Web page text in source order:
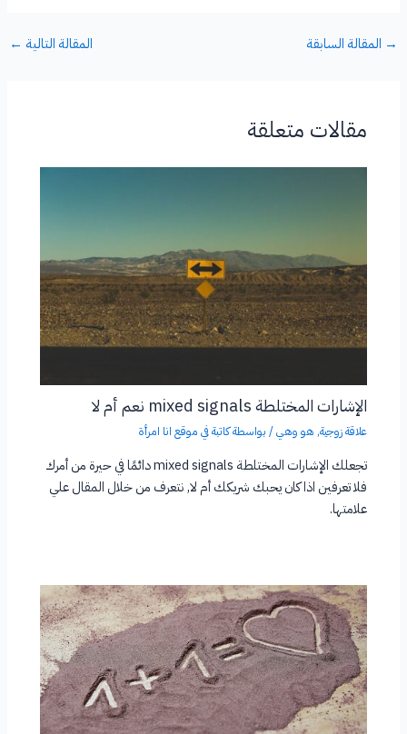
→ المقالة السابقة المقالة التالية ←
مقالات متعلقة
الإشارات المختلطة mixed signals نعم أم لا
علاقة زوجية, هو وهي/ بواسطةكاتبة في موقع انا امرأة
تجعلك الإشارات المختلطة mixed signals دائمًا في حيرة من أمرك
فلا تعرفين اذا كان يحبك شريكك أم لا, نتعرف من خلال المقال علي
علامتها.